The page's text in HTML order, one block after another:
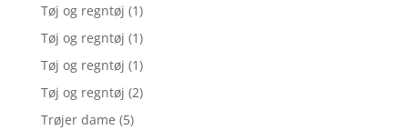
Tøj og regntøj (1)
Tøj og regntøj (1)
Tøj og regntøj (1)
Tøj og regntøj (2)
Trøjer dame (5)